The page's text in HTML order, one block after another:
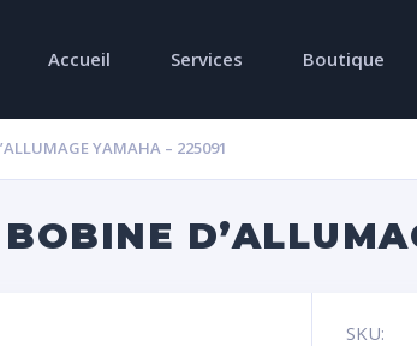
Accueil Services Boutique
YAMAHA – 225091
SKU: